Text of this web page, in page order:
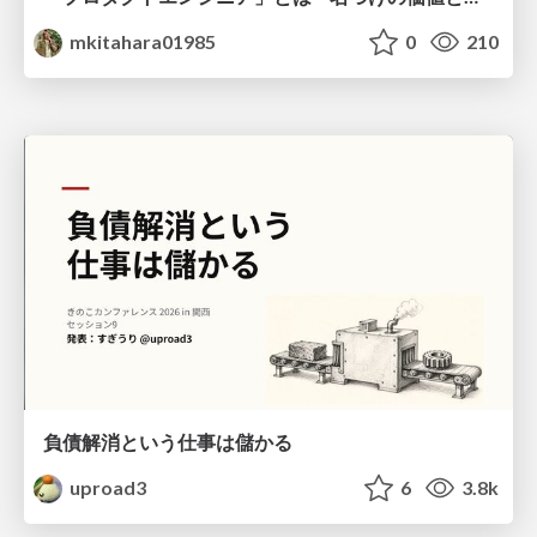
mkitahara01985
0 210
負債解消という仕事は儲かる
uproad3
6 3.8k